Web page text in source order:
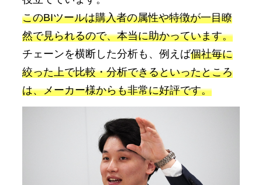
このBIツールは購入者の属性や特徴が一目瞭
然で見られるので、本当に助かっています。
チェーンを横断した分析も、例えば個社毎に
絞った上で比較・分析できるといったところ
は、メーカー様からも非常に好評です。